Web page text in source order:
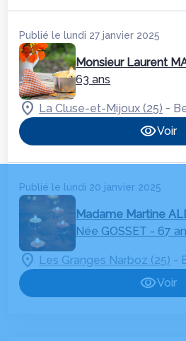
Publié le lundi 27 janvier 2025
Monsieur Laurent
63 ans
La Cluse-et-Mijoux (25) -
Voir
Publié le lundi 20 janvier 2025
Madame Martine
Née GOSSET - 67
Les Granges Narboz (25) -
Voir